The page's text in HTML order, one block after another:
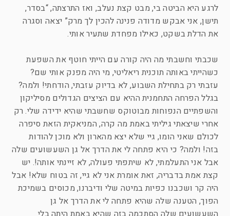
לרגע היא הביטה בי, מבט קצת נעלב, ואז התרצתה, “בסדר,
תישן, אני אבקש מדודה פנינה להכין לך מרק” יצאה וסגרה
את הדלת בשקט, כאילו מפחדת שתעיר אותי.
שכבתי וחשבתי מה היה קורה עם הייתי חוטף את השפעת
כשהייתי באותה תוכנית ריאליטי, מי היה מפנק אותי שם?
עזבתי רק בתחילת השבוע, לא בדיוק עזבתי, הודחתי! ולמה?
בגלל הפרחה התחמנית ההיא עם הציצים הגדולים מסיליקון
והשפתיים הנפוחות מבוטוקס שחשבתי שהיא ידידה שלי. רק
אחרי שיצאתי גיליתי באמת מה קרה, המניאקית הזאת סיפרה
לכולם שאני הומו, גיי שלא יצא מהארון ולא מוכן להודות
בזה! ולמה? כי היא פתחה לי את הדרך אל גן השעשועים שלה
אבל אני התעלמתי, לא שיתפתי פעולה, לא זיינתי אותה!. יש
קצת אמת בדבריה, זאת אומרת אני לא גיי, זה בטוח שלא! אבל
היה קר ושכבנו כפיות במיטה שלי ודיברנו, מכוסים בשמיכת
הפוך, הטענה שלה שהיא פתחה לי את הדרך אל גן